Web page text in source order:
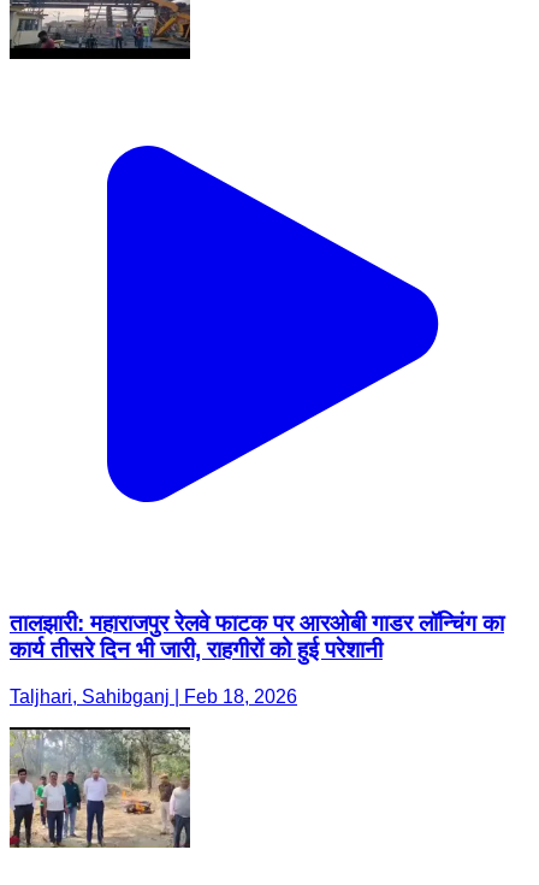
तालझारी: महाराजपुर रेलवे फाटक पर आरओबी गाडर लॉन्चिंग का
कार्य तीसरे दिन भी जारी, राहगीरों को हुई परेशानी
Taljhari, Sahibganj | Feb 18, 2026